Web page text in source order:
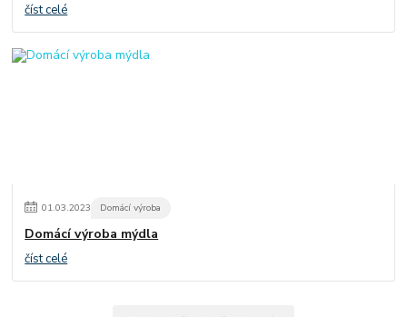
číst celé
01.03.2023 Domácí výroba
Domácí výroba mýdla
číst celé